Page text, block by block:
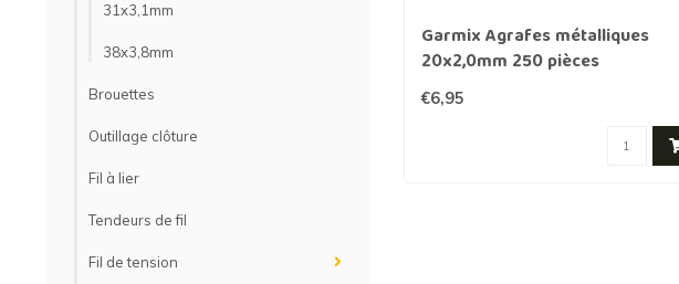
31x3,1mm
38x3,8mm
Brouettes
Outillage clôture
Fil à lier
Tendeurs de fil
Fil de tension
Garmix Agrafes métalliques
20x2,0mm 250 pièces
€6,95